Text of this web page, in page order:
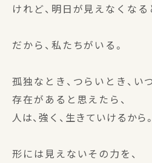
けれど、明日が見えなくなる
だから、私たちがいる。
孤独なとき、つらいとき、 い
存在があると思えたら、
人は、強く、生きていけるから。
形には見えないその力を、